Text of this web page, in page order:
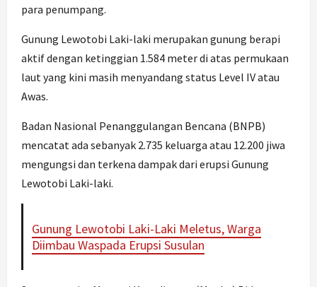
para penumpang.
Gunung Lewotobi Laki-laki merupakan gunung berapi
aktif dengan ketinggian 1.584 meter di atas permukaan
laut yang kini masih menyandang status Level IV atau
Awas.
Badan Nasional Penanggulangan Bencana (BNPB)
mencatat ada sebanyak 2.735 keluarga atau 12.200 jiwa
mengungsi dan terkena dampak dari erupsi Gunung
Lewotobi Laki-laki.
Gunung Lewotobi Laki-Laki Meletus, Warga
Diimbau Waspada Erupsi Susulan